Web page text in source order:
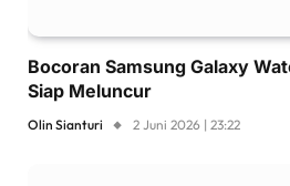
Bocoran Samsung Galaxy
Siap Meluncur
Olin Sianturi 2 Juni 2026 | 23:22